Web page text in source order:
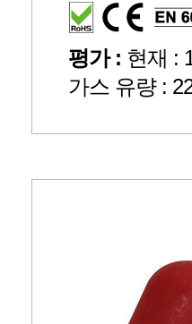
평가 : 현재 :
가스 유량 :